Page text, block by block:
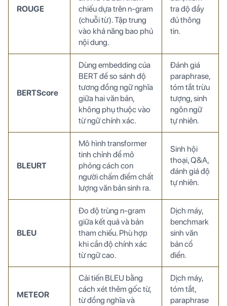
ROUGE
chiếu dựa trên n-gram
(chuỗi từ). Tập trung
vào khả năng bao phủ
nội dung.
tra độ đầy
đủ thông
tin.
BERTScore
Dùng embedding của
BERT để so sánh độ
tương đồng ngữ nghĩa
giữa hai văn bản,
không phụ thuộc vào
từ ngữ chính xác.
Đánh giá
paraphrase,
tóm tắt trừu
tượng, sinh
ngôn ngữ
tự nhiên.
BLEURT
Mô hình transformer
tinh chỉnh để mô
phỏng cách con
người chấm điểm chất
lượng văn bản sinh ra.
Sinh hội
thoại, Q&A,
đánh giá độ
tự nhiên.
BLEU
Đo độ trùng n-gram
giữa kết quả và bản
tham chiếu. Phù hợp
khi cần độ chính xác
từ ngữ cao.
Dịch máy,
benchmark
sinh văn
bản cổ
điển.
METEOR
Cải tiến BLEU bằng
cách xét thêm gốc từ,
từ đồng nghĩa và
Dịch máy,
tóm tắt,
paraphrase